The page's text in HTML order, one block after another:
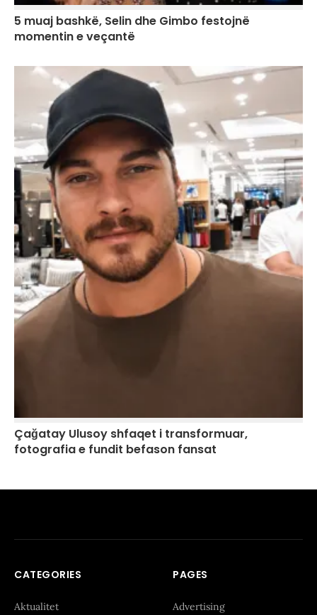
5 muaj bashkë, Selin dhe Gimbo festojnë
momentin e veçantë
Çağatay Ulusoy shfaqet i transformuar,
fotografia e fundit befason fansat
CATEGORIES
Aktualitet
PAGES
Advertising